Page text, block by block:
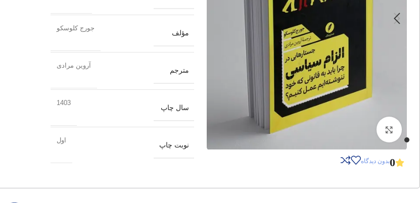
0بدون دیدگاه
مؤلف
جورج کلوسکو
مترجم
آروین مرادی
سال چاپ
1403
نوبت چاپ
اول